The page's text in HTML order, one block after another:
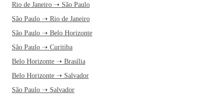
Rio de Janeiro ➝ São Paulo
São Paulo ➝ Rio de Janeiro
São Paulo ➝ Belo Horizonte
São Paulo ➝ Curitiba
Belo Horizonte ➝ Brasília
Belo Horizonte ➝ Salvador
São Paulo ➝ Salvador